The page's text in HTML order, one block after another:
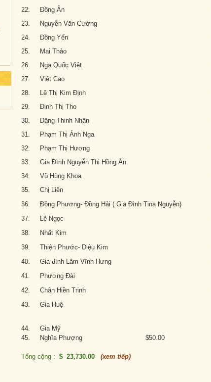
22. Đồng Ân
23. Nguyễn Văn Cường
24. Đồng Yến
25. Mai Thảo
26. Nga Quốc Việt
27. Việt Cao
28. Lê Thị Kim Định
29. Đinh Thị Tho
30. Đặng Thinh Nhân
31. Phạm Thị Ánh Nga
32. Phạm Thị Hương
33. Gia Đình Nguyễn Thị Hồng Ân
34. Vũ Hùng Khoa
35. Chị Liên
36. Đồng Phương- Đồng Hải ( Gia Đình Tina Nguyễn)
37. Lệ Ngọc
38. Nhất Kim
39. Thiện Phước- Diệu Kim
40. Gia đình Lâm Vĩnh Hưng
41. Phương Đài
42. Chân Hiền Trinh
43. Gia Huệ
44. Gia Mỹ
45. Nghĩa Phượng
$50.00
Tổng cộng : $ 23,730.00 (xem tiếp)